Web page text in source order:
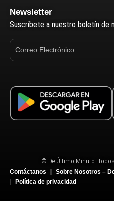
Newsletter
Suscríbete a nuestro boletín de
© De Último Minuto.
Contáctanos
Sobre Nosotros –
Política de privacidad